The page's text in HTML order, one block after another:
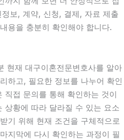
보, 계약, 신청, 결제, 자료 제출
용을 충분히 확인해야 합니다.
재 대구이혼전문변호사를 알아
하고, 필요한 정보를 나누어 확인
직접 문의를 통해 확인하는 것이
상황에 따라 달라질 수 있는 요소
기 위해 현재 조건을 구체적으로
지막에 다시 확인하는 과정이 필